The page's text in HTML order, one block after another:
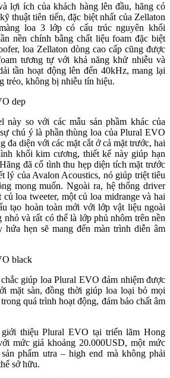
lợi ích của khách hàng lên đầu, hãng có
thuật tiên tiến, đặc biệt nhất của Zellaton
loa 3 lớp có cấu trúc nguyên khối
nền chính bằng chất liệu foam đặc biệt
loa Zellaton dòng cao cấp cũng được
tương tự với khả năng khử nhiễu và
tần hoạt động lên đến 40kHz, mang lại
trẻo, không bị nhiễu tín hiệu.
này so với các mẫu sản phầm khác của
chú ý là phần thùng loa của Plural EVO
đa diện với các mặt cắt ở cả mặt trước, hai
khối kim cương, thiết kế này giúp hạn
đã cố tình thu hẹp diện tích mặt trước
lý của Avalon Acoustics, nó giúp triệt tiêu
mong muốn. Ngoài ra, hệ thống driver
loa tweeter, một củ loa midrange và hai
tạo hoàn toàn mới với lớp vật liệu ngoài
nhỏ và rất có thể là lớp phủ nhôm trên nền
hẹn sẽ mang đến màn trình diễn âm
giúp loa Plural EVO đảm nhiệm được
mặt sàn, đồng thời giúp loa loại bỏ mọi
quá trình hoạt động, đảm bảo chất âm
thiệu Plural EVO tại triển lãm Hong
mức giá khoảng 20.000USD, một mức
phẩm utra – high end mà không phải
sở hữu.